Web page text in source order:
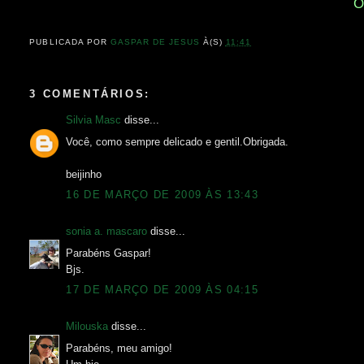
PUBLICADA POR GASPAR DE JESUS À(S) 11:41
3 COMENTÁRIOS:
Silvia Masc disse...
Você, como sempre delicado e gentil.Obrigada.
beijinho
16 DE MARÇO DE 2009 ÀS 13:43
sonia a. mascaro disse...
Parabéns Gaspar!
Bjs.
17 DE MARÇO DE 2009 ÀS 04:15
Milouska disse...
Parabéns, meu amigo!